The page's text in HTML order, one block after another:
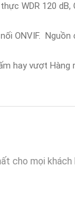
WDR 120
ONVIF. Nguồn
hay vượt Hàng
cho mọi khách